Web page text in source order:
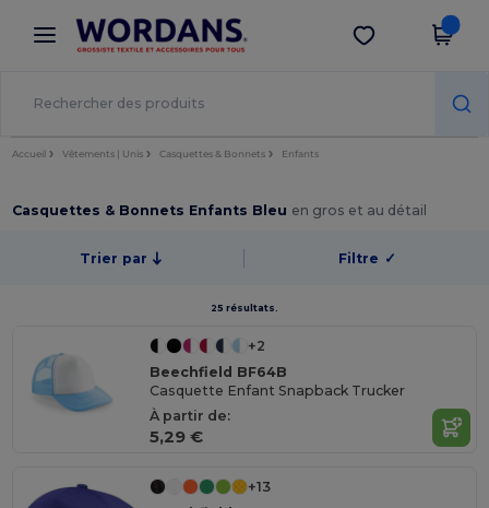
× Appli Wordans
Meilleurs prix sur l’app !
Obtenir l'appli
Accueil Vêtements | Unis Casquettes & Bonnets Enfants
Casquettes & Bonnets Enfants Bleu en gros et au détail
Trier par Filtre ✓
25 résultats.
+2
Beechfield BF64B
Casquette Enfant Snapback Trucker
À partir de:
5,29 €
+13